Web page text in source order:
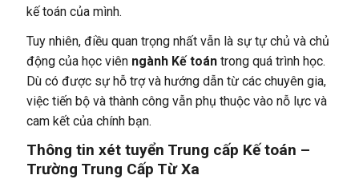
kế toán của mình.
Tuy nhiên, điều quan trọng nhất vẫn là sự tự chủ và chủ
động của học viên ngành Kế toántrong quá trình học.
Dù có được sự hỗ trợ và hướng dẫn từ các chuyên gia,
việc tiến bộ và thành công vẫn phụ thuộc vào nỗ lực và
cam kết của chính bạn.
Thông tin xét tuyển Trung cấp Kế toán –
Trường Trung Cấp Từ Xa